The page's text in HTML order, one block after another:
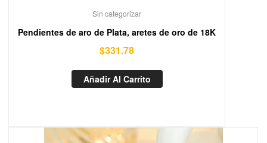
Sin categorizar
Pendientes de aro de Plata, aretes de oro de 18K
$331.78
Añadir Al Carrito